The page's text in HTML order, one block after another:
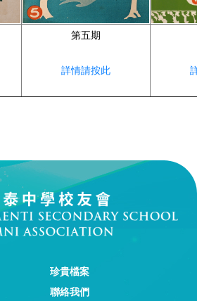
第五期
詳情請按此
珍貴檔案
聯絡我們